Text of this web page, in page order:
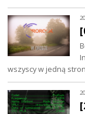
wszyscy w jedną